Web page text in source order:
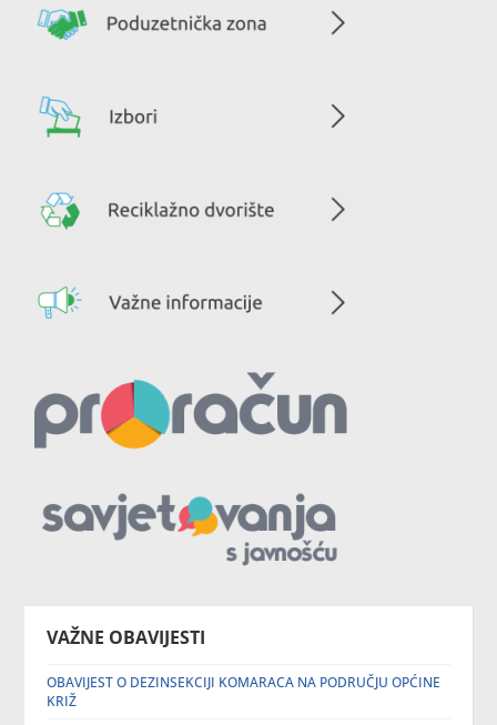
VAŽNE OBAVIJESTI
OBAVIJEST O DEZINSEKCIJI KOMARACA NA PODRUČJU OPĆINE
KRIŽ